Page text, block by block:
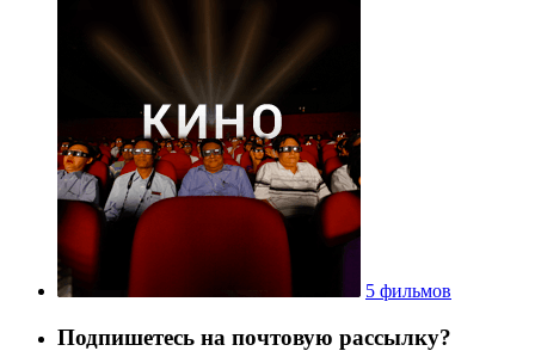
5 фильмов
Подпишетесь на почтовую рассылку?